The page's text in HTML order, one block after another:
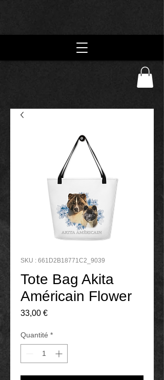
SKU : 661D2B18771C2_9039
Tote Bag Akita
Américain Flower
33,00 €Prix
Quantité *